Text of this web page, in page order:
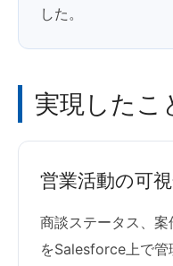
した。
実現したこ
営業活動の可
商談ステータス、
をSalesforce上で管